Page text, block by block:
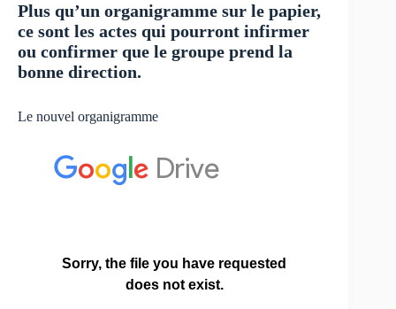
Plus qu’un organigramme sur le papier,
ce sont les actes qui pourront infirmer
ou confirmer que le groupe prend la
bonne direction.
Le nouvel organigramme